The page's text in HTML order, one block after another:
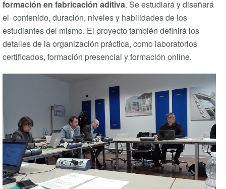
formación en fabricación aditiva. Se estudiará y diseñará
el contenido, duración, niveles y habilidades de los
estudiantes del mismo. El proyecto también definirá los
detalles de la organización práctica, como laboratorios
certificados, formación presencial y formación online.